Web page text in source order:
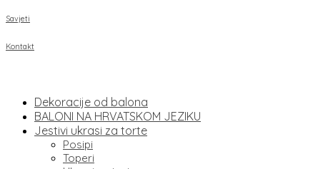
Savjeti
Kontakt
Dekoracije od balona
BALONI NA HRVATSKOM JEZIKU
Jestivi ukrasi za torte
Posipi
Toperi